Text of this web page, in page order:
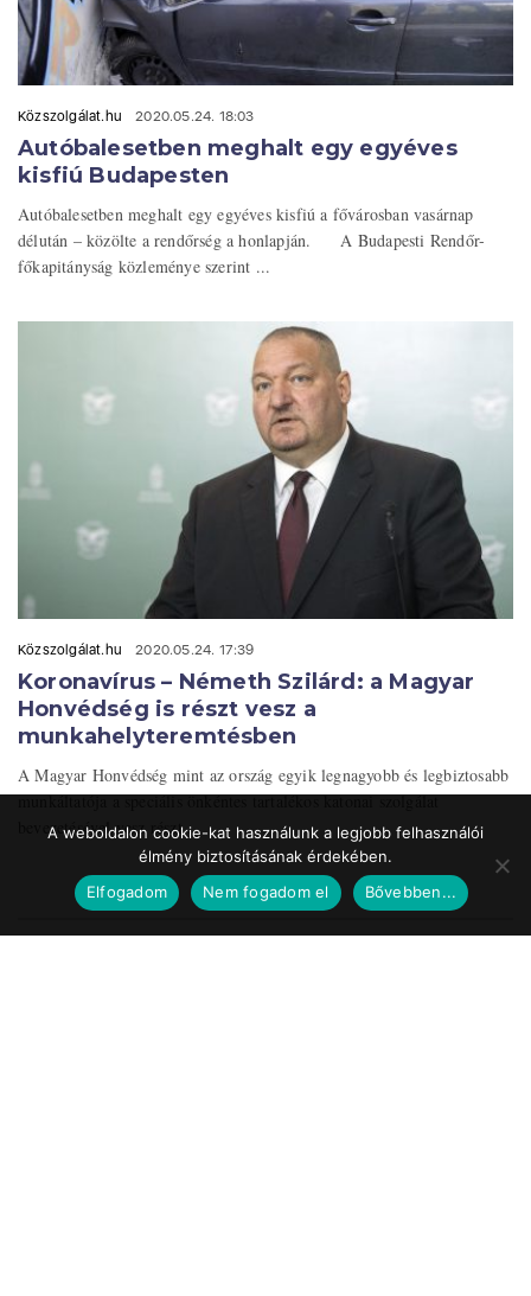
Közszolgálat.hu 2020.05.24. 18:03
Autóbalesetben meghalt egy egyéves
kisfiú Budapesten
Autóbalesetben meghalt egy egyéves kisfiú a fővárosban vasárnap
délután – közölte a rendőrség a honlapján. A Budapesti Rendőr-
főkapitányság közleménye szerint ...
Közszolgálat.hu 2020.05.24. 17:39
Koronavírus – Németh Szilárd: a Magyar
Honvédség is részt vesz a
munkahelyteremtésben
A Magyar Honvédség mint az ország egyik legnagyobb és legbiztosabb
munkáltatója a speciális önkéntes tartalékos katonai szolgálat
bevezetésével vesz részt ...
A weboldalon cookie-kat használunk a legjobb felhasználói
élmény biztosításának érdekében.
Elfogadom
Nem fogadom el Bővebben...